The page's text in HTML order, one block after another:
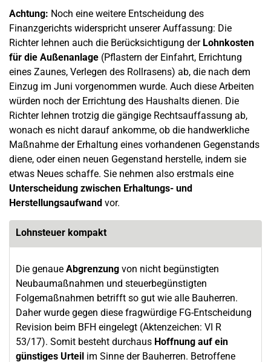
Achtung: Noch eine weitere Entscheidung des
Finanzgerichts widerspricht unserer Auffassung: Die
Richter lehnen auch die Berücksichtigung der Lohnkosten
für die Außenanlage (Pflastern der Einfahrt, Errichtung
eines Zaunes, Verlegen des Rollrasens) ab, die nach dem
Einzug im Juni vorgenommen wurde. Auch diese Arbeiten
würden noch der Errichtung des Haushalts dienen. Die
Richter lehnen trotzig die gängige Rechtsauffassung ab,
wonach es nicht darauf ankomme, ob die handwerkliche
Maßnahme der Erhaltung eines vorhandenen Gegenstands
diene, oder einen neuen Gegenstand herstelle, indem sie
etwas Neues schaffe. Sie nehmen also erstmals eine
Unterscheidung zwischen Erhaltungs- und
Herstellungsaufwand vor.
Lohnsteuer kompakt
Die genaue Abgrenzung von nicht begünstigten
Neubaumaßnahmen und steuerbegünstigten
Folgemaßnahmen betrifft so gut wie alle Bauherren.
Daher wurde gegen diese fragwürdige FG-Entscheidung
Revision beim BFH eingelegt (Aktenzeichen: VI R
53/17). Somit besteht durchaus Hoffnung auf ein
günstiges Urteil im Sinne der Bauherren. Betroffene